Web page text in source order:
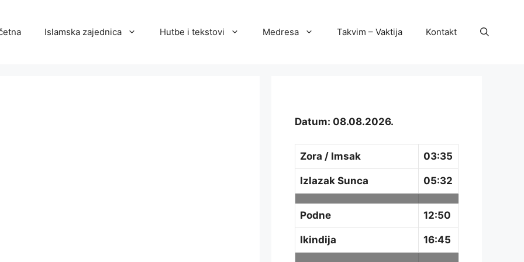
Islamska zajednica Hutbe i tekstovi Medresa Takvim – Vaktija Kontakt
Datum: 08.08.2026.
Zora / Imsak 03:35
Izlazak Sunca 05:32
Podne 12:50
Ikindija 16:45